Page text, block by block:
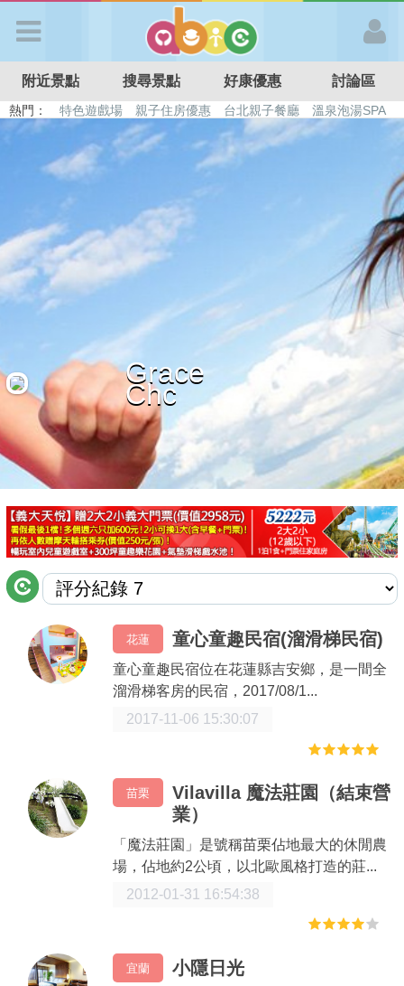
APP登入
首 頁
搜尋景點
好康優惠
最新留言
商家合作
推薦景點
討論區
聯絡我們
APP下載
附近景點 搜尋景點 好康優惠 討論區
熱門： 特色遊戲場 親子住房優惠 台北親子餐廳
溫泉泡湯SPA
溜滑梯民宿
觀光工廠 日本親子景點
Grace
Chc
花蓮 童心童趣民宿(溜滑梯民宿)
童心童趣民宿位在花蓮縣吉安鄉，是一間全
溜滑梯客房的民宿，2017/08/1...
2017-11-06 15:30:07
苗栗
Vilavilla 魔法莊園（結束營
業）
「魔法莊園」是號稱苗栗佔地最大的休閒農
場，佔地約2公頃，以北歐風格打造的莊...
2012-01-31 16:54:38
宜蘭 小隱日光